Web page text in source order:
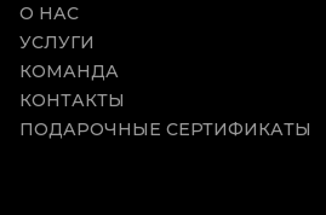
О НАС
УСЛУГИ
КОМАНДА
КОНТАКТЫ
ПОДАРОЧНЫЕ СЕРТИФИКАТЫ